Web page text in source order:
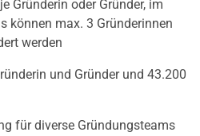
Gründerin oder Gründer, im
können max. 3 Gründerinnen
werden
und Gründer und 43.200
für diverse Gründungsteams